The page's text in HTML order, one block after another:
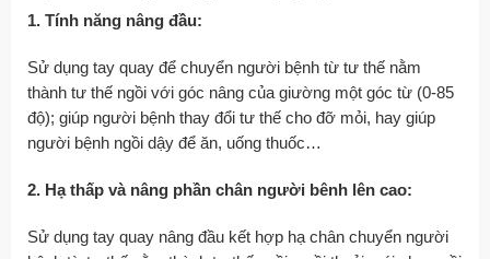
1. Tính năng nâng đầu:
Sử dụng tay quay để chuyển người bệnh từ tư thế nằm
thành tư thế ngồi với góc nâng của giường một góc từ (0-85
độ); giúp người bệnh thay đổi tư thế cho đỡ mỏi, hay giúp
người bệnh ngồi dậy để ăn, uống thuốc…
2. Hạ thấp và nâng phần chân người bênh lên cao:
Sử dụng tay quay nâng đầu kết hợp hạ chân chuyển người